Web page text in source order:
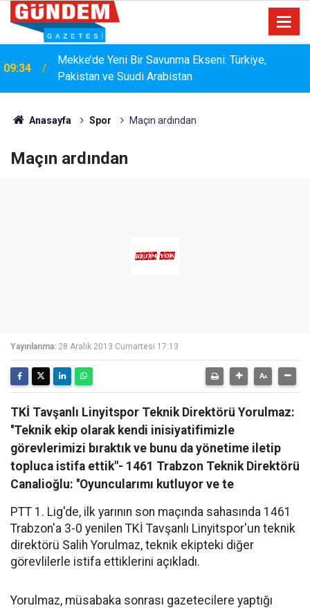
15:33 YANGIN RİSKİNE KARŞI KAPSAMLI TEMİZLİK
Anasayfa Spor Maçın ardından
Maçın ardından
Yayınlanma: 28 Aralık 2013 Cumartesi 17:13
TKİ Tavşanlı Linyitspor Teknik Direktörü Yorulmaz:
''Teknik ekip olarak kendi inisiyatifimizle
görevlerimizi bıraktık ve bunu da yönetime iletip
topluca istifa ettik"- 1461 Trabzon Teknik Direktörü
Canalioğlu: ''Oyuncularımı kutluyor ve te
PTT 1. Lig'de, ilk yarının son maçında sahasında 1461
Trabzon'a 3-0 yenilen TKİ Tavşanlı Linyitspor'un teknik
direktörü Salih Yorulmaz, teknik ekipteki diğer
görevlilerle istifa ettiklerini açıkladı.
Yorulmaz, müsabaka sonrası gazetecilere yaptığı